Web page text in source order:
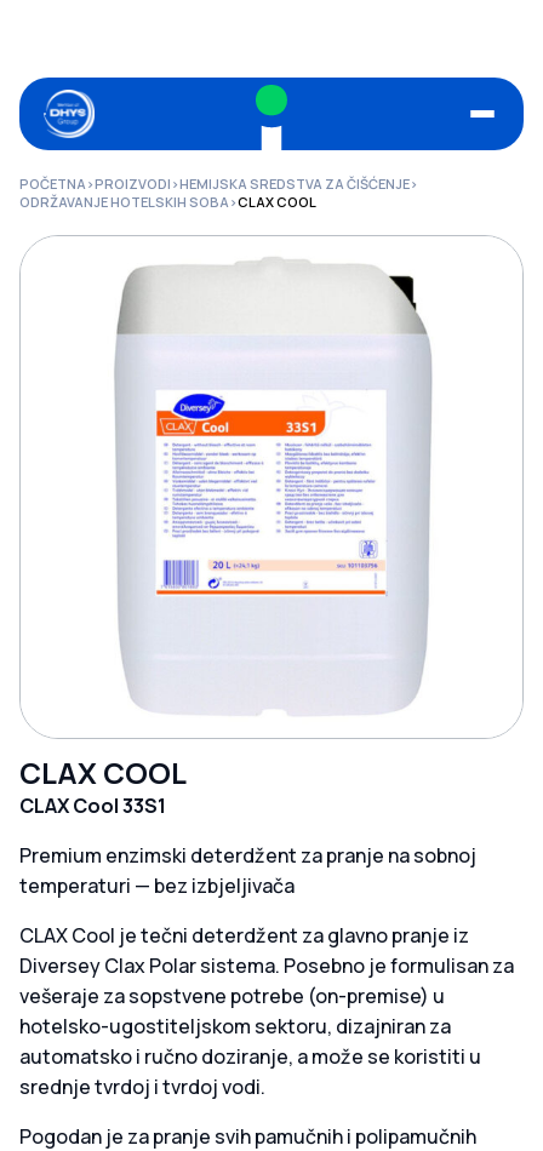
POČETNA>PROIZVODI >HEMIJSKA SREDSTVA ZA ČIŠĆENJE>
ODRŽAVANJE HOTELSKIH SOBA>CLAX COOL
CLAX COOL
CLAX Cool 33S1
Premium enzimski deterdžent za pranje na sobnoj
temperaturi — bez izbjeljivača
CLAX Cool je tečni deterdžent za glavno pranje iz
Diversey Clax Polar sistema. Posebno je formulisan za
vešeraj​e za sopstvene potrebe (on-premise) u
hotelsko-ugostiteljskom sektoru, dizajniran za
automatsko i ručno doziranje, a može se koristiti u
srednje tvrdoj i tvrdoj vodi.
Pogodan je za pranje svih pamučnih i polipamučnih